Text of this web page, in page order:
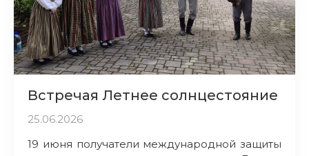
Встречая Летнее солнцестояние
25.06.2026
19 июня получатели международной защиты